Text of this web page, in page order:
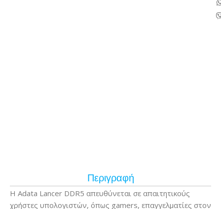
Περιγραφή
Η Adata Lancer DDR5 απευθύνεται σε απαιτητικούς
χρήστες υπολογιστών, όπως gamers, επαγγελματίες στον